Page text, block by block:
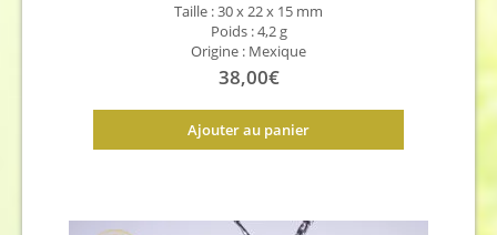
Taille : 30 x 22 x 15 mm
Poids : 4,2 g
Origine : Mexique
38,00€
Ajouter au panier